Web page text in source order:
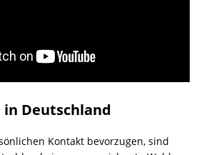
in Deutschland
Kontakt bevorzugen, sind